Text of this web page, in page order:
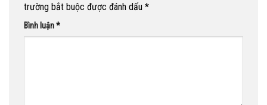
trường bắt buộc được đánh dấu *
Bình luận*